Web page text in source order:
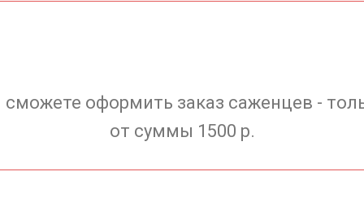
оформить заказ саженцев -
от суммы 1500 р.